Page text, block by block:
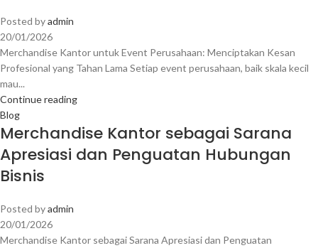
Posted byadmin
20/01/2026
Merchandise Kantor untuk Event Perusahaan: Menciptakan Kesan
Profesional yang Tahan Lama Setiap event perusahaan, baik skala kecil
mau...
Continue reading
Blog
Merchandise Kantor sebagai Sarana
Apresiasi dan Penguatan Hubungan
Bisnis
Posted byadmin
20/01/2026
Merchandise Kantor sebagai Sarana Apresiasi dan Penguatan